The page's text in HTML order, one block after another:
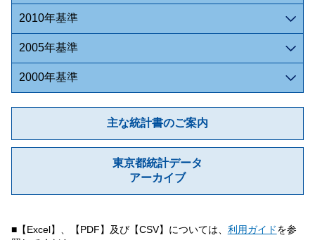
2010年基準
2005年基準
2000年基準
主な統計書のご案内
東京都統計データ
アーカイブ
■【Excel】、【PDF】及び【CSV】については、 利用ガイドを参